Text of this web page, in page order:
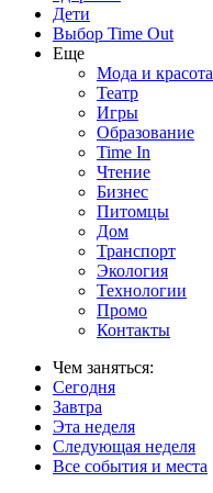
Дети
Выбор Time Out
Еще
Мода и красота
Театр
Игры
Образование
Time In
Чтение
Бизнес
Питомцы
Дом
Транспорт
Экология
Технологии
Промо
Контакты
Чем заняться:
Сегодня
Завтра
Эта неделя
Следующая неделя
Все события и места